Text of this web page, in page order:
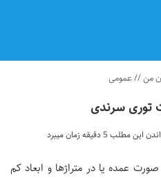
من// عمومی
توری سرندی
این مطلب 5 دقیقه زمان میبرد
صورت عمده یا در متراژها و ابعاد کم